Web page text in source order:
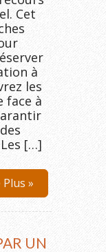
Cet
à
les
face à
[…]
»
UN